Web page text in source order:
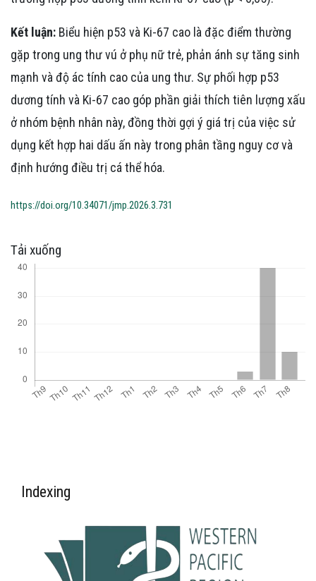
Tải xuống
Indexing
Kết luận: Biểu hiện p53 và Ki-67 cao là đặc điểm thường
gặp trong ung thư vú ở phụ nữ trẻ, phản ánh sự tăng sinh
mạnh và độ ác tính cao của ung thư. Sự phối hợp p53
dương tính và Ki-67 cao góp phần giải thích tiên lượng xấu
ở nhóm bệnh nhân này, đồng thời gợi ý giá trị của việc sử
dụng kết hợp hai dấu ấn này trong phân tầng nguy cơ và
định hướng điều trị cá thể hóa.
https://doi.org/10.34071/jmp.2026.3.731